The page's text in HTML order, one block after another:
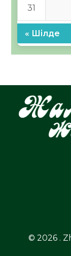
31
« Шілде
© 2026 .